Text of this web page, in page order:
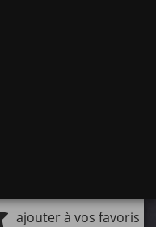
ajouter à vos favoris